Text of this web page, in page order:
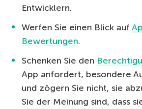
Entwicklern.
Werfen Sie einen Blick auf
Bewertungen.
Schenken Sie den
App anfordert, besondere
und zögern Sie nicht, sie
Sie der Meinung sind, dass